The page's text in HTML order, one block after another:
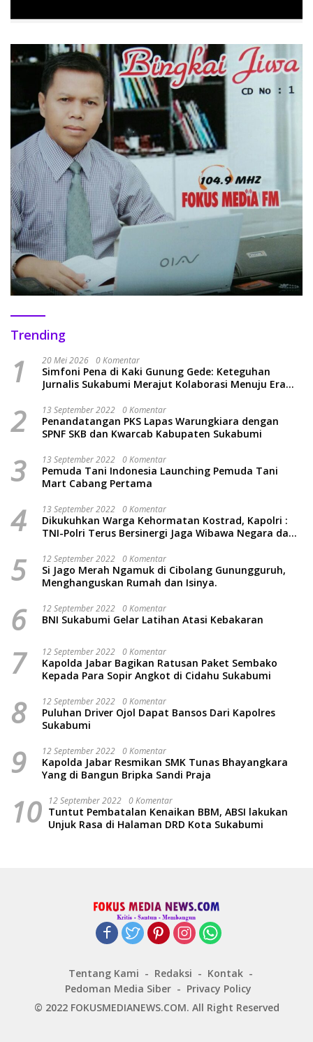
Trending
1 20 Mei 2026 0 Komentar
Simfoni Pena di Kaki Gunung Gede: Keteguhan
Jurnalis Sukabumi Merajut Kolaborasi Menuju Era
2 13 September 2022 0 Komentar
Penandatangan PKS Lapas Warungkiara dengan
SPNF SKB dan Kwarcab Kabupaten Sukabumi
3 13 September 2022 0 Komentar
Pemuda Tani Indonesia Launching Pemuda Tani
Mart Cabang Pertama
4 13 September 2022 0 Komentar
Dikukuhkan Warga Kehormatan Kostrad, Kapolri :
TNI-Polri Terus Bersinergi Jaga Wibawa Negara dan
5 12 September 2022 0 Komentar
Si Jago Merah Ngamuk di Cibolang Gunungguruh,
Menghanguskan Rumah dan Isinya.
6 12 September 2022 0 Komentar
BNI Sukabumi Gelar Latihan Atasi Kebakaran
7 12 September 2022 0 Komentar
Kapolda Jabar Bagikan Ratusan Paket Sembako
Kepada Para Sopir Angkot di Cidahu Sukabumi
8 12 September 2022 0 Komentar
Puluhan Driver Ojol Dapat Bansos Dari Kapolres
Sukabumi
9 12 September 2022 0 Komentar
Kapolda Jabar Resmikan SMK Tunas Bhayangkara
Yang di Bangun Bripka Sandi Praja
10 12 September 2022 0 Komentar
Tuntut Pembatalan Kenaikan BBM, ABSI lakukan
Unjuk Rasa di Halaman DRD Kota Sukabumi
Tentang Kami Redaksi
Kontak
Pedoman Media Siber
Privacy Policy
© 2022 FOKUSMEDIANEWS.COM. All Right Reserved